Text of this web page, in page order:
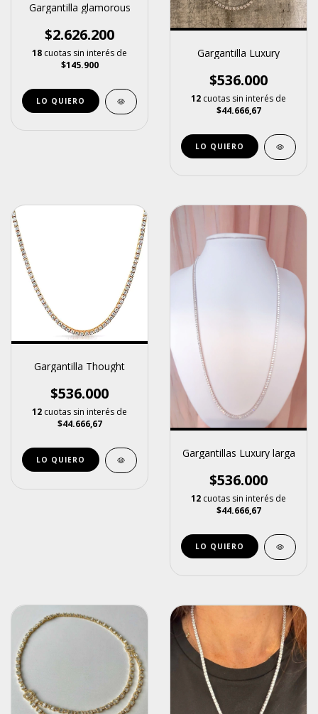
Gargantilla glamorous
$2.626.200
18 cuotas sin interés de
$145.900
Gargantilla Luxury
$536.000
12 cuotas sin interés de
$44.666,67
Gargantilla Thought
$536.000
12 cuotas sin interés de
$44.666,67
Gargantillas Luxury larga
$536.000
12 cuotas sin interés de
$44.666,67